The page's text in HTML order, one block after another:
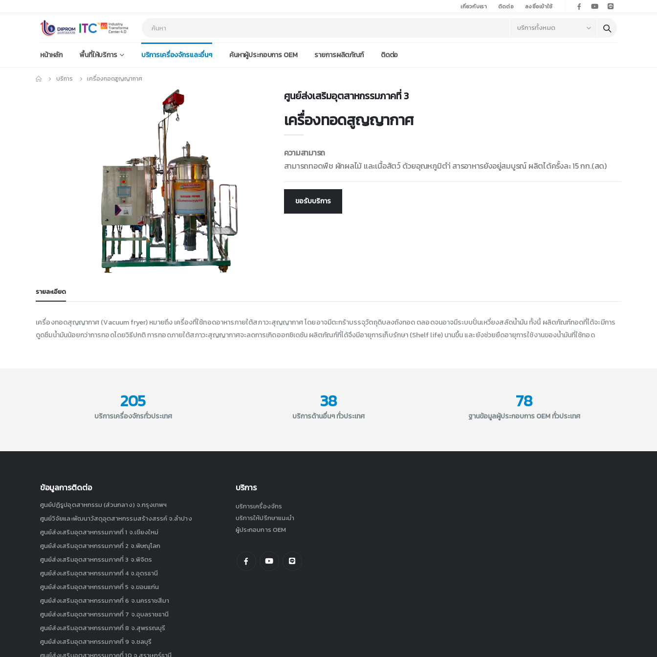
เกี่ยวกับเรา ติดต่อ ลงชื่อเข้าใช้
หน้าหลัก พื้นที่ให้บริการ บริการเครื่องจักรและอื่นๆ ค้นหาผู้ประกอบการ OEM รายการผลิตภัณฑ์ ติดต่อ
บริการ เครื่องทอดสูญญากาศ
ศูนย์ส่งเสริมอุตสาหกรรมภาคที่ 3
เครื่องทอดสูญญากาศ
ความสามารถ
สามารถทอดพืช ผักผลไม้ และเนื้อสัตว์ ด้วยอุณหภูมิตำ่ สารอาหารยังอยู่สมบูรณ์ ผลิตได้ครั้งละ 15 กก.(สด)
ขอรับบริการ
รายละเอียด
เครื่องทอดสุญญากาศ (Vacuum fryer) หมายถึง เครื่องที่ใช้ทอดอาหารภายใต้สภาวะสุญญากาศ โดยอาจมีตะกร้าบรรจุวัตถุดิบลงถังทอด ตลอดจนอาจมีระบบปั่นเหวี่ยงสลัดน้ำมัน ทั้งนี้ ผลิตภัณฑ์ทอดที่ได้จะมีการ
ดูดซึมน้ำมันน้อยกว่าการทอดโดยวิธีปกติ การทอดภายใต้สภาวะสุญญากาศจะลดการเกิดออกซิเดชัน ผลิตภัณฑ์ที่ได้จึงมีอายุการเก็บรักษา (Shelf life) นานขึ้น และยังช่วยยืดอายุการใช้งานของน้ำมันที่ใช้ทอด
205
บริการเครื่องจักรทั่วประเทศ
38
บริการด้านอื่นๆ ทั่วประเทศ
78
ฐานข้อมูลผู้ประกอบการ OEM ทั่วประเทศ
ข้อมูลการติดต่อ
ศูนย์ปฏิรูปอุตสาหกรรม (ส่วนกลาง) จ.กรุงเทพฯ
ศูนย์วิจัยและพัฒนาวัสดุอุตสาหกรรมสร้างสรรค์ จ.ลำปาง
ศูนย์ส่งเสริมอุตสาหกรรมภาคที่ 1 จ.เชียงใหม่
ศูนย์ส่งเสริมอุตสาหกรรมภาคที่ 2 จ.พิษณุโลก
ศูนย์ส่งเสริมอุตสาหกรรมภาคที่ 3 จ.พิจิตร
ศูนย์ส่งเสริมอุตสาหกรรมภาคที่ 4 จ.อุดรธานี
ศูนย์ส่งเสริมอุตสาหกรรมภาคที่ 5 จ.ขอนแก่น
ศูนย์ส่งเสริมอุตสาหกรรมภาคที่ 6 จ.นครราชสีมา
ศูนย์ส่งเสริมอุตสาหกรรมภาคที่ 7 จ.อุบลราชธานี
ศูนย์ส่งเสริมอุตสาหกรรมภาคที่ 8 จ.สุพรรณบุรี
ศูนย์ส่งเสริมอุตสาหกรรมภาคที่ 9 จ.ชลบุรี
บริการ
บริการเครื่องจักร
บริการให้ปรึกษาแนะนำ
ผู้ประกอบการ OEM